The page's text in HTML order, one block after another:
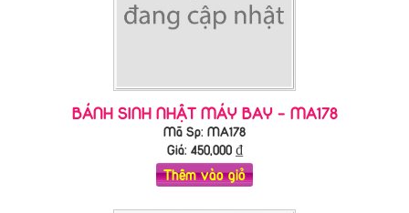
BÁNH SINH NHẬT MÁY BAY - MA178
Mã Sp: MA178
Giá: 450,000₫
Thêm vào giỏ